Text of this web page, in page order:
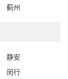
蓟州
静安
闵行